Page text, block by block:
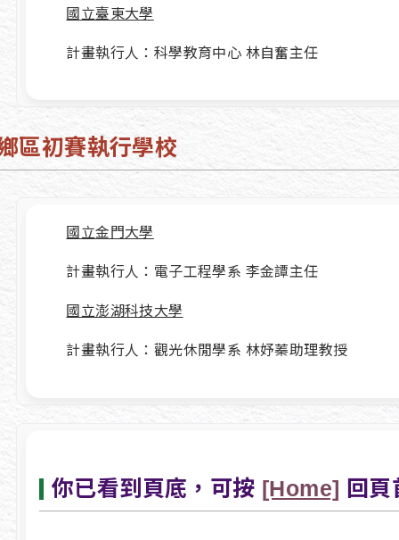
國立臺東大學
計畫執行人：科學教育中心 林自奮主任
區初賽執行學校
國立金門大學
計畫執行人：電子工程學系 李金譚主任
國立澎湖科技大學
計畫執行人：觀光休閒學系 林妤蓁助理教授
你已看到頁底，可按 [Home] 回頁